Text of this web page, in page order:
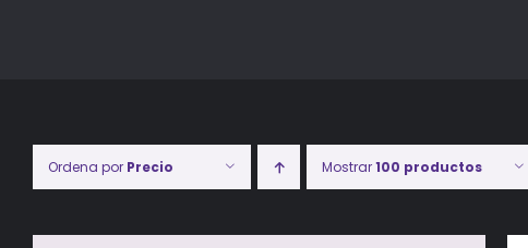
Ordena por Precio Mostrar100 productos